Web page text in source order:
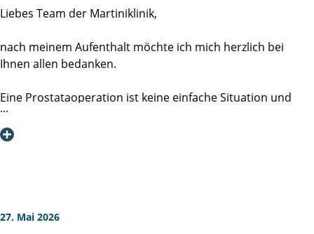
Liebes Team der Martiniklinik,
nach meinem Aufenthalt möchte ich mich herzlich bei
Ihnen allen bedanken.
Eine Prostataoperation ist keine einfache Situation und
bringt viele Fragen und Sorgen mit sich. Umso mehr hat es
mir geholfen, dass ich mich von Anfang an sehr gut
Mitarbeitende für die Patienten nehmen. Auf Fragen und
27. Mai 2026